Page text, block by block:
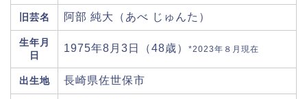
旧芸名 阿部 純大（あべ じゅんた）
生年月
日
1975年8月3日（48歳） *2023年８月現在
出生地 長崎県佐世保市